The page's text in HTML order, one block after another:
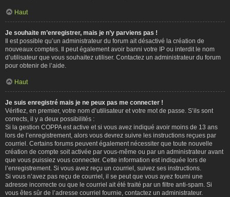
Haut
Je souhaite m’enregistrer, mais je n’y parviens pas !
Il est possible qu’un administrateur du forum ait désactivé la création de
nouveaux comptes. Il peut également avoir banni votre IP ou interdit le nom
d’utilisateur que vous souhaitez utiliser. Contactez un administrateur du forum
pour obtenir de l’aide.
Haut
Je suis enregistré mais je ne peux pas me connecter !
Vérifiez, en premier, votre nom d’utilisateur et votre mot de passe. S’ils sont
corrects, il y a deux possibilités :
Si la gestion COPPA est active et si vous avez indiqué avoir moins de 13 ans
lors de l’enregistrement, alors vous devrez suivre les instructions reçues par
courriel. Certains forums peuvent également nécessiter que toute nouvelle
création de compte soit activée par vous-même ou par un administrateur avant
que vous puissiez vous connecter. Cette information est indiquée lors de
l’enregistrement. Si vous avez reçu un courriel, suivez ses instructions.
Si vous n’avez pas reçu de courriel, il se peut que vous ayez fourni une
adresse incorrecte ou que le courriel ait été traité par un filtre anti-spam. Si
vous êtes sûr de l’adresse courriel fournie, contactez un administrateur.